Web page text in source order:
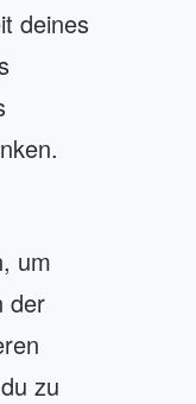
deines
um
der
zu